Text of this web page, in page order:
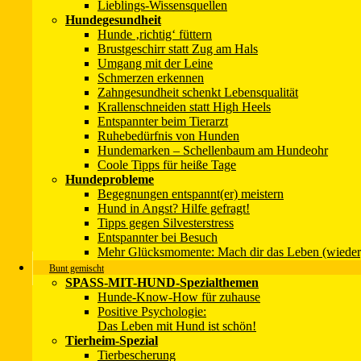
Lieblings-Wissensquellen
Hundegesundheit
Hunde ‚richtig‘ füttern
Brustgeschirr statt Zug am Hals
Umgang mit der Leine
Schmerzen erkennen
Zahngesundheit schenkt Lebensqualität
Krallenschneiden statt High Heels
Entspannter beim Tierarzt
Ruhebedürfnis von Hunden
Hundemarken – Schellenbaum am Hundeohr
Coole Tipps für heiße Tage
Hundeprobleme
Begegnungen entspannt(er) meistern
Hund in Angst? Hilfe gefragt!
Tipps gegen Silvesterstress
Entspannter bei Besuch
Mehr Glücksmomente: Mach dir das Leben
Bunt gemischt
SPASS-MIT-HUND-Spezialthemen
Hunde-Know-How für zuhause
Positive Psychologie:
Das Leben mit Hund ist schön!
Tierheim-Spezial
Tierbescherung